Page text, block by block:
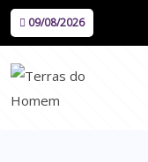
09/08/2026